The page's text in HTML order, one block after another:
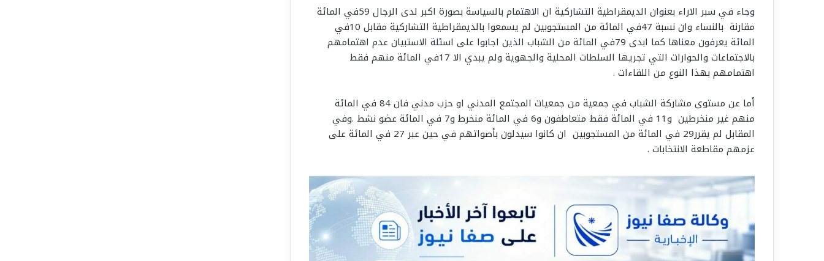
وجاء في سبر الاراء بعنوان الديمقراطية التشاركية ان الاهتمام بالسياسة بصورة اكبر لدى الرجال 59في المائة
مقارنة بالنساء وان نسبة 47في المائة من المستجوبين لم يسمعوا بالديمقراطية التشاركية مقابل 10في
المائة يعرفون معناها كما ابدى 79في المائة من الشباب الذين اجابوا على اسئلة الاستبيان عدم اهتمامهم
بالاجتماعات والحوارات التي تجريها السلطات المحلية والجهوية ولم يبدي الا 17في المائة منهم فقط
اهتمامهم بهذا النوع من اللقاءات .
أما عن مستوى مشاركة الشباب في جمعية من جمعيات المجتمع المدني او حزب مدني فان 84 في المائة
منهم غير منخرطين و11 في المائة فقط متعاطفون و6 في المائة منخرط و7 في المائة عضو نشط .وفي
المقابل لم يقرر29 في المائة من المستجوبين ان كانوا سيدلون بأصواتهم في حين عبر 27 في المائة على
عزمهم مقاطعة الانتخابات .